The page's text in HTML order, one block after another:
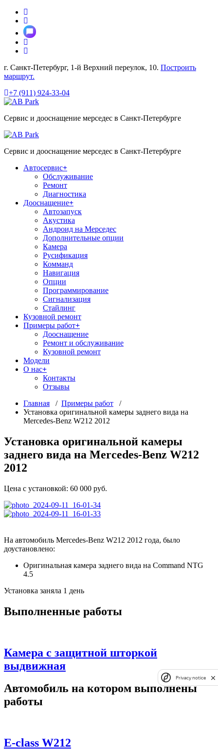
Перейти
содержимому
г. Санкт-Петербург, 1-й Верхний переулок, 10. Построить
маршрут.
+7 (911) 924-33-04
Сервис и дооснащение мерседес в Санкт-Петербурге
Сервис и дооснащение мерседес в Санкт-Петербурге
Автосервис
Обслуживание
Ремонт
Диагностика
Дооснащение
Автозапуск
Акустика
Андроид на Мерседес
Дополнительные опции
Камера
Русификация
Комманд
Навигация
Опции
Программирование
Сигнализация
Стайлинг
Кузовной ремонт
Примеры работ
Дооснащение
Ремонт и обслуживание
Кузовной ремонт
Модели
О нас
Контакты
Отзывы
Главная / Примеры работ /
Установка оригинальной камеры заднего вида на
Mercedes-Benz W212 2012
Установка оригинальной камеры
заднего вида на Mercedes-Benz W212
2012
Цена c установкой: 60 000 руб.
На автомобиль Mercedes-Benz W212 2012 года, было
доустановлено:
Оригинальная камера заднего вида на Command NTG
4.5
Установка заняла 1 день
Выполненные работы
Камера с защитной шторкой
выдвижная
Автомобиль на котором выполнены
работы
E-class W212
Privacy notice